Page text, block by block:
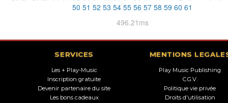
50 51 52 53 54 55 56 57 58 59 60 61
496.21ms
SERVICES
Les + Play-Music
Inscription gratuite
Devenir partenaire du site
Les bons cadeaux
MENTIONS
Play Music Publishing
C.G.V.
Politique vie privée
Droits d'utilisation